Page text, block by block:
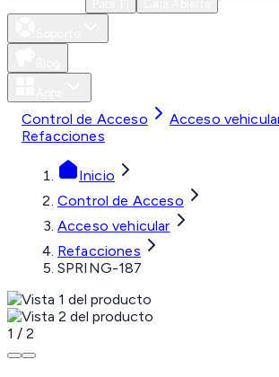
Control de Acceso
Acceso
Refacciones
Inicio
Control de Acceso
Acceso vehicular
Refacciones
SPRING-187
1 / 2